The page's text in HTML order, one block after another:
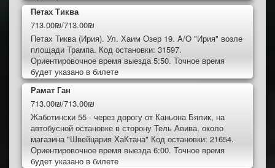
Петах Тиква
713.00₪/713.00₪
Петах Тиква (Ирия). Ул. Хаим Озер 19. A/O "Ирия" возле
площади Трампа. Код остановки: 31597.
Ориентировочное время выезда 5:50. Точное время
будет указано в билете
Рамат Ган
713.00₪/713.00₪
Жаботински 55 - через дорогу от Каньона Бялик, на
автобусной остановке в сторону Тель Авива, около
магазина "Швейцария ХаКтана" Код остановки: 21654.
Ориентировочное время выезда 6:00. Точное время
будет указано в билете